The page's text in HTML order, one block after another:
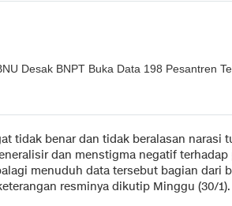
Desak BNPT Buka Data 198 Pesantren
tidak benar dan tidak beralasan narasi
dan menstigma negatif
menuduh data tersebut bagian dari
resminya dikutip Minggu (30/1).